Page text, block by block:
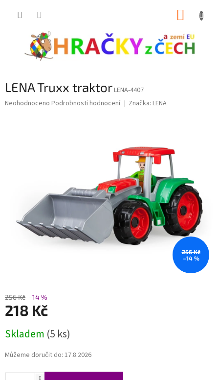
LENA Truxx traktorLENA-4407
Průměrné
Neohodnoceno Podrobnosti hodnocení Značka: LENA
256 Kč
–14 %
256 Kč –14 %
218 Kč
cena:
Skladem (5 ks)
Můžeme doručit do: 17.8.2026